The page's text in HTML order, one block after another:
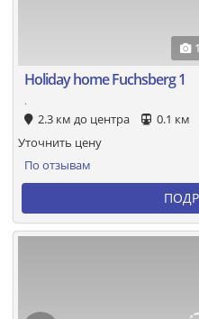
Holiday home Fuchsberg 1
.
2.3 км до центра 0.1 км
По отзывам
Уточнить цену